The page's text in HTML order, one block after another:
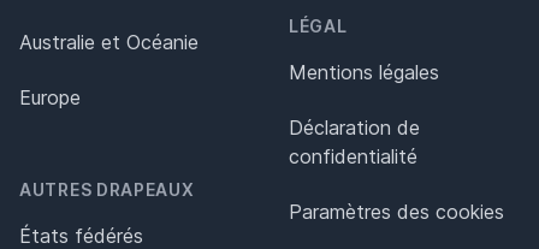
Australie et Océanie
Europe
AUTRES DRAPEAUX
États fédérés
LÉGAL
Mentions légales
Déclaration de
confidentialité
Paramètres des cookies